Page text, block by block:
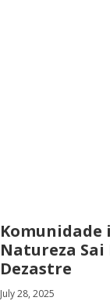
Komunidade
Natureza
Dezastre
July 28, 2025